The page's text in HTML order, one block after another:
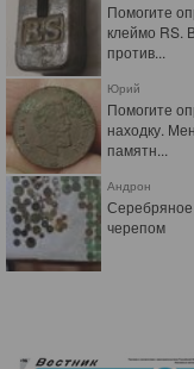
Помогите
клеймо RS.
против...
Юрий
Помогите
находку.
памятн...
Андрон
Серебряное
черепом